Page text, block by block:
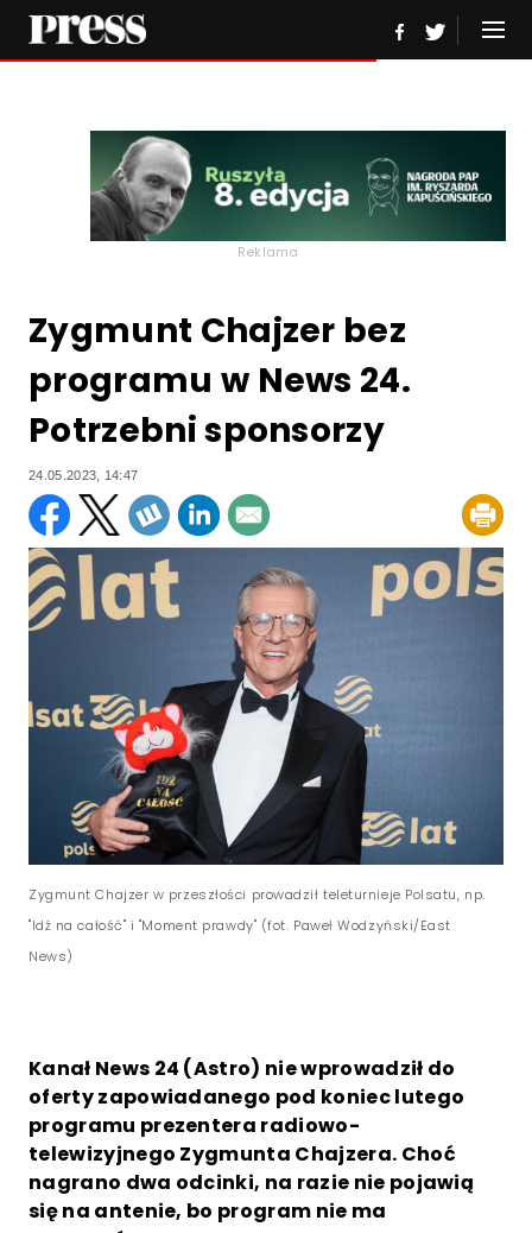
Reklama
Zygmunt Chajzer bez
programu w News 24.
Potrzebni sponsorzy
24.05.2023, 14:47
Zygmunt Chajzer w przeszłości prowadził teleturnieje Polsatu, np.
"Idź na całość" i "Moment prawdy" (fot. Paweł Wodzyński/East
News)
Kanał News 24 (Astro) nie wprowadził do
oferty zapowiadanego pod koniec lutego
programu prezentera radiowo-
telewizyjnego Zygmunta Chajzera. Choć
nagrano dwa odcinki, na razie nie pojawią
się na antenie, bo program nie ma